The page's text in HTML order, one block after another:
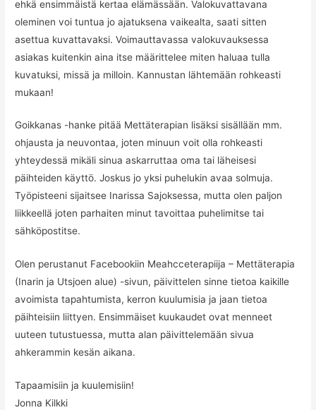
ehkä ensimmäistä kertaa elämässään. Valokuvattavana
oleminen voi tuntua jo ajatuksena vaikealta, saati sitten
asettua kuvattavaksi. Voimauttavassa valokuvauksessa
asiakas kuitenkin aina itse määrittelee miten haluaa tulla
kuvatuksi, missä ja milloin. Kannustan lähtemään rohkeasti
mukaan!
Goikkanas -hanke pitää Mettäterapian lisäksi sisällään mm.
ohjausta ja neuvontaa, joten minuun voit olla rohkeasti
yhteydessä mikäli sinua askarruttaa oma tai läheisesi
päihteiden käyttö. Joskus jo yksi puhelukin avaa solmuja.
Työpisteeni sijaitsee Inarissa Sajoksessa, mutta olen paljon
liikkeellä joten parhaiten minut tavoittaa puhelimitse tai
sähköpostitse.
Olen perustanut Facebookiin Meahcceterapiija – Mettäterapia
(Inarin ja Utsjoen alue) -sivun, päivittelen sinne tietoa kaikille
avoimista tapahtumista, kerron kuulumisia ja jaan tietoa
päihteisiin liittyen. Ensimmäiset kuukaudet ovat menneet
uuteen tutustuessa, mutta alan päivittelemään sivua
ahkerammin kesän aikana.
Tapaamisiin ja kuulemisiin!
Jonna Kilkki